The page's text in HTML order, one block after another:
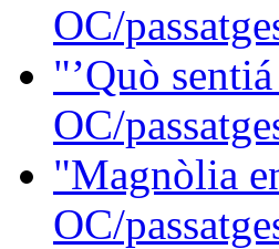
OC/
"’Quò
OC/
"Magnòlia
OC/